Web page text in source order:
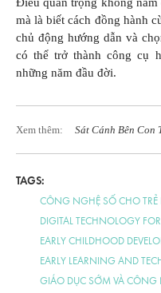
Điều quan trọng không
mà là biết cách đồng hành
chủ động hướng dẫn và
có thể trở thành công cụ
những năm đầu đời.
Xem thêm: Sát Cánh Bên Con
TAGS:
CÔNG NGHỆ SỐ CHO TRẺ
DIGITAL TECHNOLOGY
EARLY CHILDHOOD
EARLY LEARNING AND
GIÁO DỤC SỚM VÀ CÔNG